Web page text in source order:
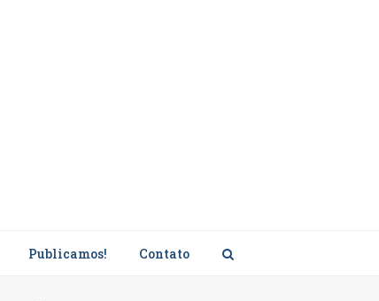
Publicamos! Contato